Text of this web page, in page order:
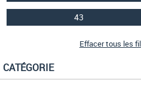
43
Effacer tous les
CATÉGORIE